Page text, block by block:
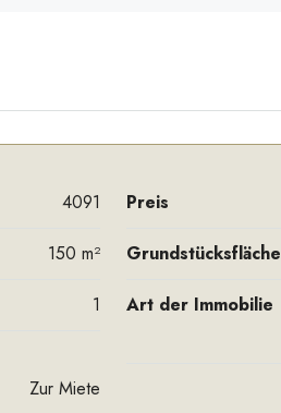
4091 Preis
150 m² Grundstücksfläche
1 Art der Immobilie
Zur Miete